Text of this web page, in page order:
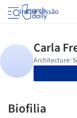
Iniciar sessão
Biofilia